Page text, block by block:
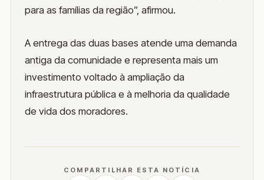
para as famílias da região”, afirmou.
A entrega das duas bases atende uma demanda
antiga da comunidade e representa mais um
investimento voltado à ampliação da
infraestrutura pública e à melhoria da qualidade
de vida dos moradores.
COMPARTILHAR ESTA NOTÍCIA